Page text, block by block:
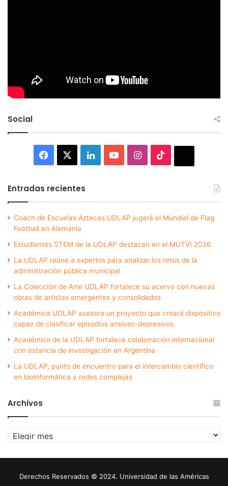
Social
Facebook LinkedInYouTubeInstagram
Entradas recientes
Coach de Escuelas Aztecas UDLAP jugará el Mundial de Flag
Football en Alemania
Estudiantes STEM de la UDLAP destacan en el MUTVI 2026
La UDLAP reúne a expertos para analizar los retos de la
administración pública municipal
La Colección de Arte UDLAP fortalece su acervo con nuevas
obras de artistas emergentes y consolidados
Académica UDLAP asesora un proyecto que creará dispositivo
capaz de clasificar episodios ansioso-depresivos
Académico de la UDLAP fortalece colaboración internacional
con estancia de investigación en Argentina
La UDLAP, punto de encuentro para el intercambio científico
en bioinformática y redes complejas
Archivos
Archivos
Derechos Reservados © 2024. Universidad de las Américas